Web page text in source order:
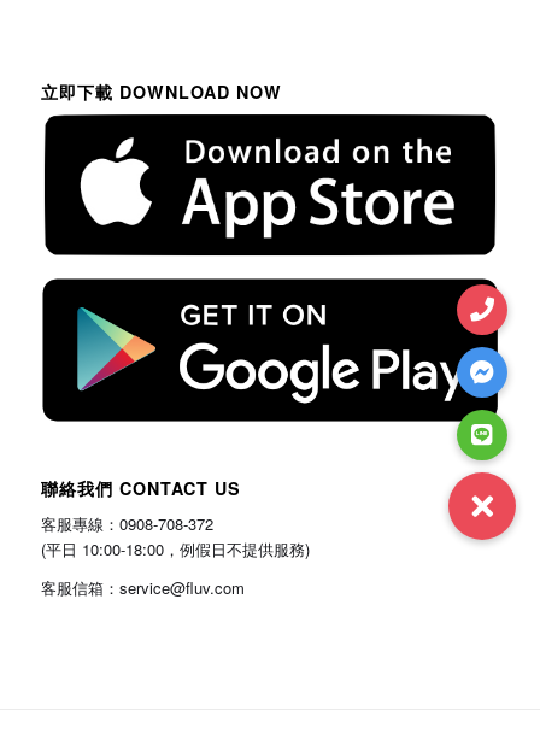
立即下載 DOWNLOAD NOW
聯絡我們 CONTACT US
客服專線：0908-708-372
(平日 10:00-18:00，例假日不提供服務)
客服信箱：service@fluv.com